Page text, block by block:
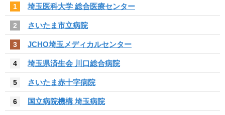
1 埼玉医科大学 総合医療センター
2 さいたま市立病院
3 JCHO埼玉メディカルセンター
4 埼玉県済生会 川口総合病院
5 さいたま赤十字病院
6 国立病院機構 埼玉病院